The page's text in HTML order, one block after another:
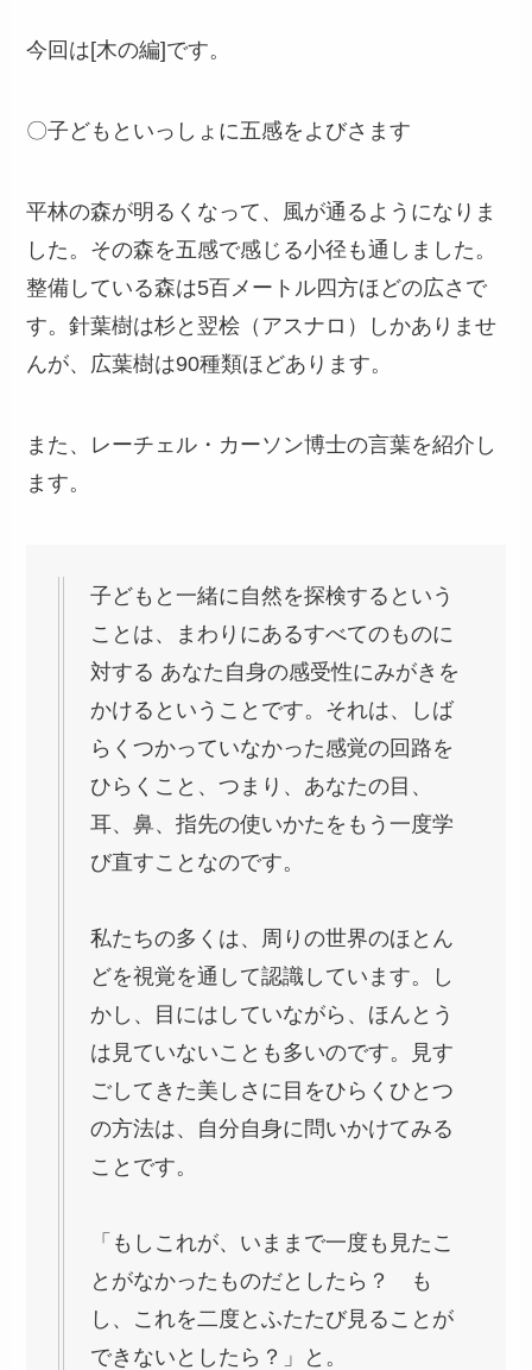
今回は[木の編]です。
〇子どもといっしょに五感をよびさます
平林の森が明るくなって、風が通るようになりま
した。その森を五感で感じる小径も通しました。
整備している森は5百メートル四方ほどの広さで
す。針葉樹は杉と翌桧（アスナロ）しかありませ
んが、広葉樹は90種類ほどあります。
また、レーチェル・カーソン博士の言葉を紹介し
ます。
子どもと一緒に自然を探検するという
ことは、まわりにあるすべてのものに
対する あなた自身の感受性にみがきを
かけるということです。それは、しば
らくつかっていなかった感覚の回路を
ひらくこと、つまり、あなたの目、
耳、鼻、指先の使いかたをもう一度学
び直すことなのです。
私たちの多くは、周りの世界のほとん
どを視覚を通して認識しています。し
かし、目にはしていながら、ほんとう
は見ていないことも多いのです。見す
ごしてきた美しさに目をひらくひとつ
の方法は、自分自身に問いかけてみる
ことです。
「もしこれが、いままで一度も見たこ
とがなかったものだとしたら？ も
し、これを二度とふたたび見ることが
できないとしたら？」と。